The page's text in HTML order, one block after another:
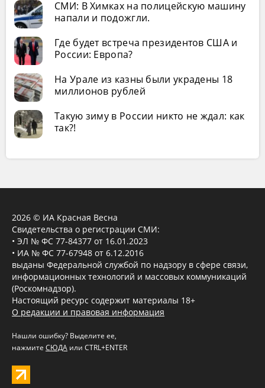
СМИ: В Химках на полицейскую машину
напали и подожгли.
Где будет встреча президентов США и
России: Европа?
На Урале из казны были украдены 18
миллионов рублей
Такую зиму в России никто не ждал: как
так?!
2026 © ИА Красная Весна
Свидетельства о регистрации СМИ:
• ЭЛ № ФС 77-84377 от 16.01.2023
• ИА № ФС 77-67948 от 6.12.2016
выданы Федеральной службой по надзору в сфере связи,
информационных технологий и массовых коммуникаций
(Роскомнадзор).
Настоящий ресурс содержит материалы 18+
О редакции и правовая информация
Нашли ошибку? Выделите ее,
нажмите СЮДА или CTRL+ENTER